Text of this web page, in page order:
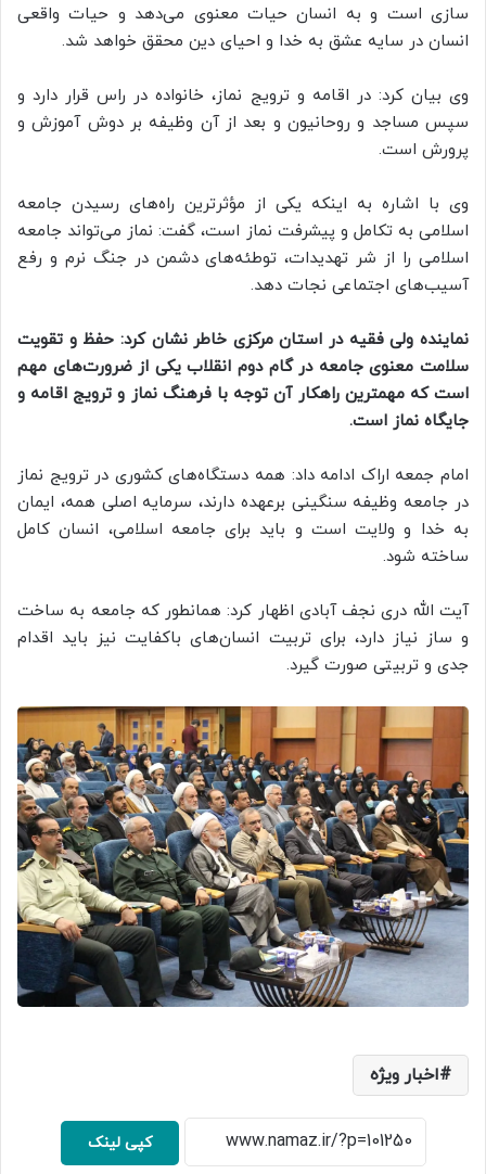
سازی است و به انسان حیات معنوی می‌دهد و حیات واقعی
انسان در سایه عشق به خدا و احیای دین محقق خواهد شد.
وی بیان کرد: در اقامه و ترویج نماز، خانواده در راس قرار دارد و
سپس مساجد و روحانیون و بعد از آن وظیفه بر دوش آموزش و
پرورش است.
وی با اشاره به اینکه یکی از مؤثرترین راه‌های رسیدن جامعه
اسلامی به تکامل و پیشرفت نماز است، گفت: نماز می‌تواند جامعه
اسلامی را از شر تهدیدات، توطئه‌های دشمن در جنگ نرم و رفع
آسیب‌های اجتماعی نجات دهد.
نماینده ولی فقیه در استان مرکزی خاطر نشان کرد: حفظ و تقویت
سلامت معنوی جامعه در گام دوم انقلاب یکی از ضرورت‌های مهم
است که مهمترین راهکار آن توجه با فرهنگ نماز و ترویج اقامه و
جایگاه نماز است.
امام جمعه اراک ادامه داد: همه دستگاه‌های کشوری در ترویج نماز
در جامعه وظیفه سنگینی برعهده دارند، سرمایه اصلی همه، ایمان
به خدا و ولایت است و باید برای جامعه اسلامی، انسان کامل
ساخته شود.
آیت الله دری نجف آبادی اظهار کرد: همانطور که جامعه به ساخت
و ساز نیاز دارد، برای تربیت انسان‌های باکفایت نیز باید اقدام
جدی و تربیتی صورت گیرد.
اخبار ویژه
کپی لینک